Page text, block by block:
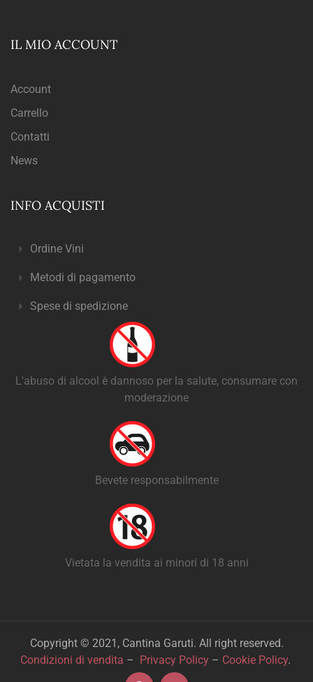
IL MIO ACCOUNT
Account
Carrello
Contatti
News
INFO ACQUISTI
Ordine Vini
Metodi di pagamento
Spese di spedizione
L'abuso di alcool è dannoso per la salute, consumare con
moderazione
Bevete responsabilmente
Vietata la vendita ai minori di 18 anni
Copyright © 2021, Cantina Garuti. All right reserved.
Condizioni di vendita – Privacy Policy– Cookie Policy.